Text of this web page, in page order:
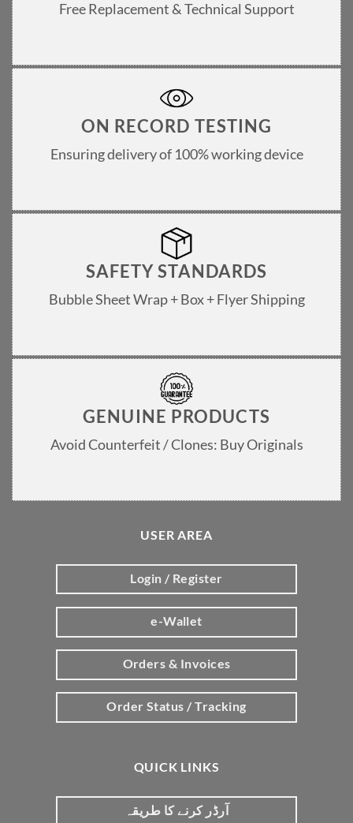
Free Replacement & Technical Support
ON RECORD TESTING
Ensuring delivery of 100% working device
SAFETY STANDARDS
Bubble Sheet Wrap + Box + Flyer Shipping
GENUINE PRODUCTS
Avoid Counterfeit / Clones: Buy Originals
USER AREA
Login / Register
e-Wallet
Orders & Invoices
Order Status / Tracking
QUICK LINKS
آرڈر کرنے کا طریقہ